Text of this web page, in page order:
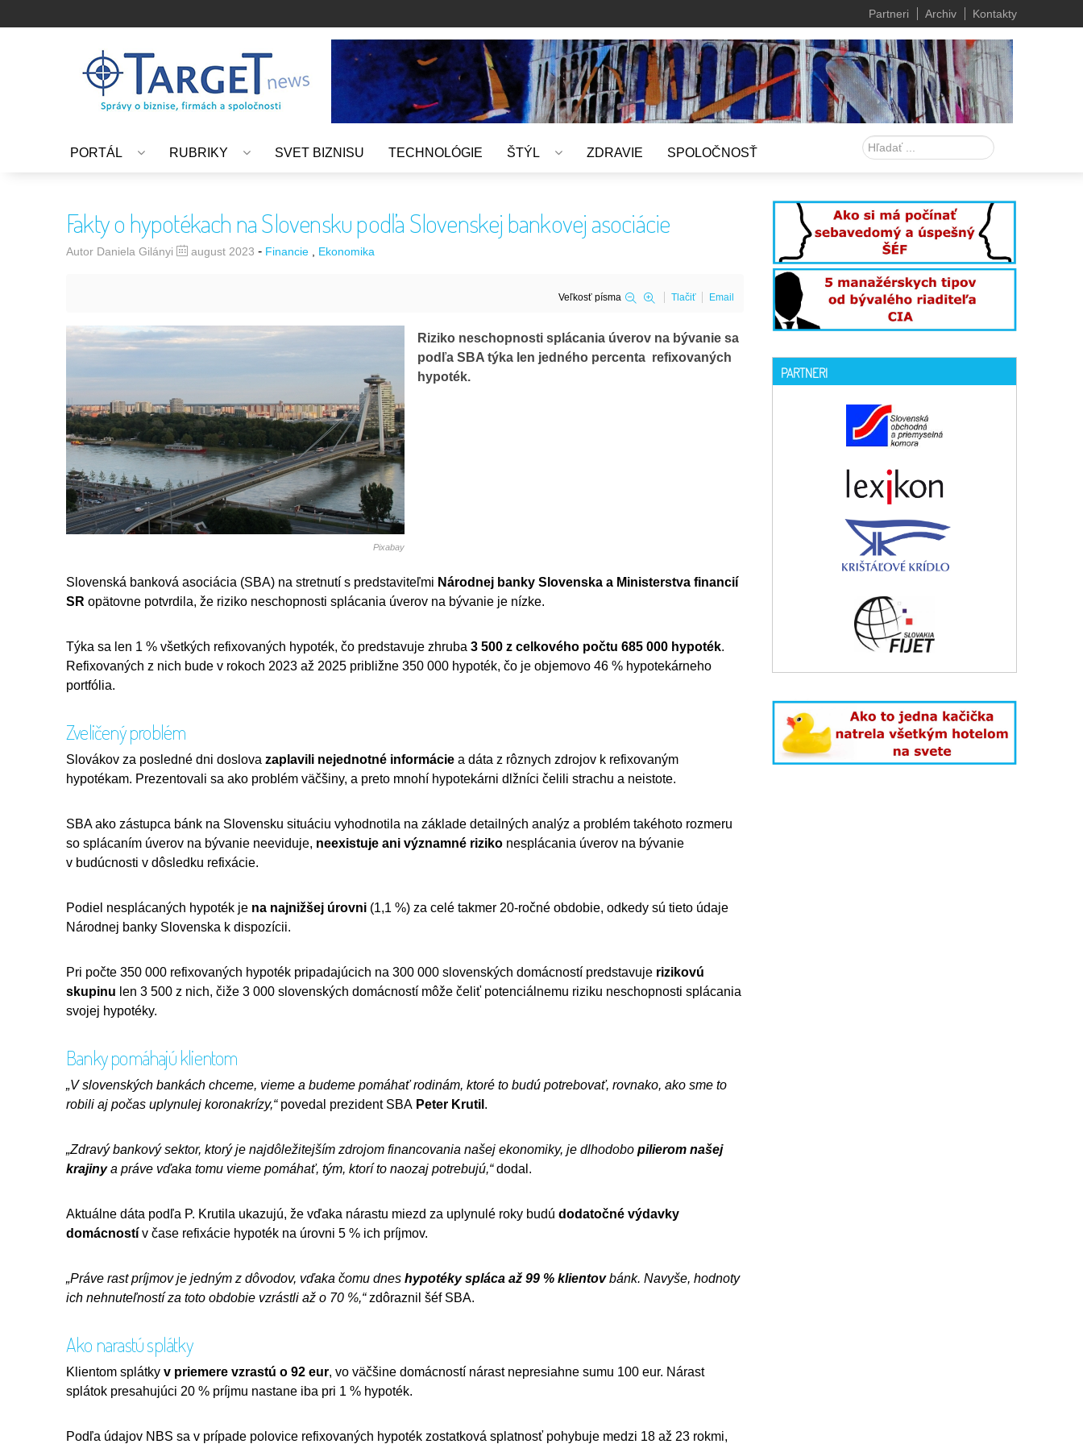
Partneri Archiv Kontakty
PORTÁL RUBRIKY SVET BIZNISU TECHNOLÓGIE ŠTÝL ZDRAVIE SPOLOČNOSŤ
Hľadať
Fakty o hypotékach na Slovensku podľa Slovenskej bankovej asociácie
Autor Daniela Gilányi august 2023 - Financie Ekonomika
Veľkosť písma Tlačiť Email
Pixabay
Riziko neschopnosti splácania úverov na bývanie sa
podľa SBA týka len jedného percenta refixovaných
hypoték.
Slovenská banková asociácia (SBA) na stretnutí s predstaviteľmi Národnej banky Slovenska a Ministerstva financií
SR opätovne potvrdila, že riziko neschopnosti splácania úverov na bývanie je nízke.
Týka sa len 1 % všetkých refixovaných hypoték, čo predstavuje zhruba 3 500 z celkového počtu 685 000 hypoték.
Refixovaných z nich bude v rokoch 2023 až 2025 približne 350 000 hypoték, čo je objemovo 46 % hypotekárneho
portfólia.
Zveličený problém
Slovákov za posledné dni doslova zaplavili nejednotné informácie a dáta z rôznych zdrojov k refixovaným
hypotékam. Prezentovali sa ako problém väčšiny, a preto mnohí hypotekárni dlžníci čelili strachu a neistote.
SBA ako zástupca bánk na Slovensku situáciu vyhodnotila na základe detailných analýz a problém takéhoto rozmeru
so splácaním úverov na bývanie neeviduje, neexistuje ani významné riziko nesplácania úverov na bývanie
v budúcnosti v dôsledku refixácie.
Podiel nesplácaných hypoték je na najnižšej úrovni (1,1 %) za celé takmer 20-ročné obdobie, odkedy sú tieto údaje
Národnej banky Slovenska k dispozícii.
Pri počte 350 000 refixovaných hypoték pripadajúcich na 300 000 slovenských domácností predstavuje rizikovú
skupinu len 3 500 z nich, čiže 3 000 slovenských domácností môže čeliť potenciálnemu riziku neschopnosti splácania
svojej hypotéky.
Banky pomáhajú klientom
„V slovenských bankách chceme, vieme a budeme pomáhať rodinám, ktoré to budú potrebovať, rovnako, ako sme to
robili aj počas uplynulej koronakrízy,“ povedal prezident SBA Peter Krutil .
„Zdravý bankový sektor, ktorý je najdôležitejším zdrojom financovania našej ekonomiky, je dlhodobo pilierom našej
krajinya práve vďaka tomu vieme pomáhať, tým, ktorí to naozaj potrebujú,“dodal.
Aktuálne dáta podľa P. Krutila ukazujú, že vďaka nárastu miezd za uplynulé roky budú dodatočné výdavky
domácností v čase refixácie hypoték na úrovni 5 % ich príjmov.
„Práve rast príjmov je jedným z dôvodov, vďaka čomu dnes hypotéky spláca až 99 % klientovbánk. Navyše, hodnoty
ich nehnuteľností za toto obdobie vzrástli až o 70 %,“zdôraznil šéf SBA.
Ako narastú splátky
Klientom splátky v priemere vzrastú o 92 eur, vo väčšine domácností nárast nepresiahne sumu 100 eur. Nárast
splátok presahujúci 20 % príjmu nastane iba pri 1 % hypoték.
Podľa údajov NBS sa v prípade polovice refixovaných hypoték zostatková splatnosť pohybuje medzi 18 až 23 rokmi,
PARTNERI